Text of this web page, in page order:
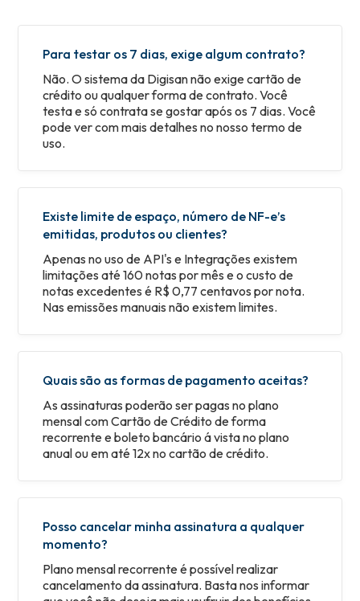
Para testar os 7 dias, exige algum contrato?
Não. O sistema da Digisan não exige cartão de
crédito ou qualquer forma de contrato. Você
testa e só contrata se gostar após os 7 dias. Você
pode ver com mais detalhes no nosso termo de
uso.
Existe limite de espaço, número de NF-e’s
emitidas, produtos ou clientes?
Apenas no uso de API's e Integrações existem
limitações até 160 notas por mês e o custo de
notas excedentes é R$ 0,77 centavos por nota.
Nas emissões manuais não existem limites.
Quais são as formas de pagamento aceitas?
As assinaturas poderão ser pagas no plano
mensal com Cartão de Crédito de forma
recorrente e boleto bancário á vista no plano
anual ou em até 12x no cartão de crédito.
Posso cancelar minha assinatura a qualquer
momento?
Plano mensal recorrente é possível realizar
cancelamento da assinatura. Basta nos informar